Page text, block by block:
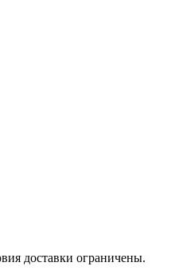
доставки ограничены.